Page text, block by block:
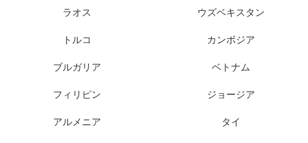
ラオス ウズベキスタン
トルコ カンボジア
ブルガリア ベトナム
フィリピン ジョージア
アルメニア タイ